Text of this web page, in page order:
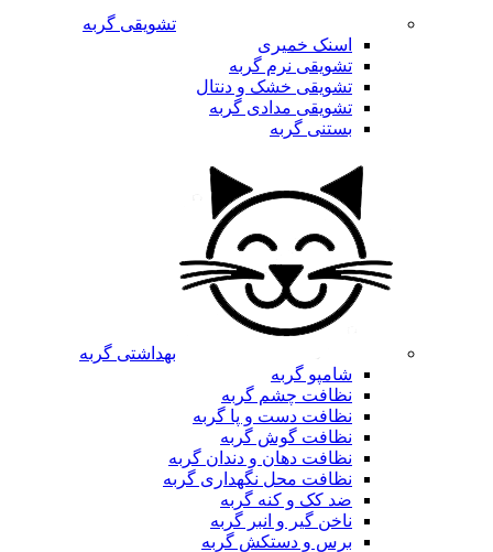
تشویقی گربه
اسنک خمیری
تشویقی نرم گربه
تشویقی خشک و دنتال
تشویقی مدادی گربه
بستنی گربه
بهداشتی گربه
شامپو گربه
نظافت چشم گربه
نظافت دست و پا گربه
نظافت گوش گربه
نظافت دهان و دندان گربه
نظافت محل نگهداری گربه
ضد کک و کنه گربه
ناخن گیر و انبر گربه
برس و دستکش گربه